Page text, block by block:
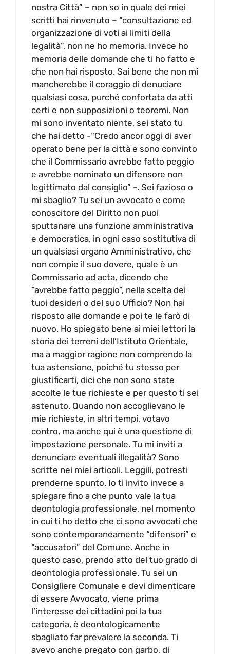
nostra Città” – non so in quale dei miei
scritti hai rinvenuto – “consultazione ed
organizzazione di voti ai limiti della
legalità”, non ne ho memoria. Invece ho
memoria delle domande che ti ho fatto e
che non hai risposto. Sai bene che non mi
mancherebbe il coraggio di denuciare
qualsiasi cosa, purché confortata da atti
certi e non supposizioni o teoremi. Non
mi sono inventato niente, sei stato tu
che hai detto -“Credo ancor oggi di aver
operato bene per la città e sono convinto
che il Commissario avrebbe fatto peggio
e avrebbe nominato un difensore non
legittimato dal consiglio” -. Sei fazioso o
mi sbaglio? Tu sei un avvocato e come
conoscitore del Diritto non puoi
sputtanare una funzione amministrativa
e democratica, in ogni caso sostitutiva di
un qualsiasi organo Amministrativo, che
non compie il suo dovere, quale è un
Commissario ad acta, dicendo che
“avrebbe fatto peggio”, nella scelta dei
tuoi desideri o del suo Ufficio? Non hai
risposto alle domande e poi te le farò di
nuovo. Ho spiegato bene ai miei lettori la
storia dei terreni dell’Istituto Orientale,
ma a maggior ragione non comprendo la
tua astensione, poiché tu stesso per
giustificarti, dici che non sono state
accolte le tue richieste e per questo ti sei
astenuto. Quando non accoglievano le
mie richieste, in altri tempi, votavo
contro, ma anche qui è una questione di
impostazione personale. Tu mi inviti a
denunciare eventuali illegalità? Sono
scritte nei miei articoli. Leggili, potresti
prenderne spunto. Io ti invito invece a
spiegare fino a che punto vale la tua
deontologia professionale, nel momento
in cui ti ho detto che ci sono avvocati che
sono contemporaneamente “difensori” e
“accusatori” del Comune. Anche in
questo caso, prendo atto del tuo grado di
deontologia professionale. Tu sei un
Consigliere Comunale e devi dimenticare
di essere Avvocato, viene prima
l’interesse dei cittadini poi la tua
categoria, è deontologicamente
sbagliato far prevalere la seconda. Ti
avevo anche pregato con garbo, di